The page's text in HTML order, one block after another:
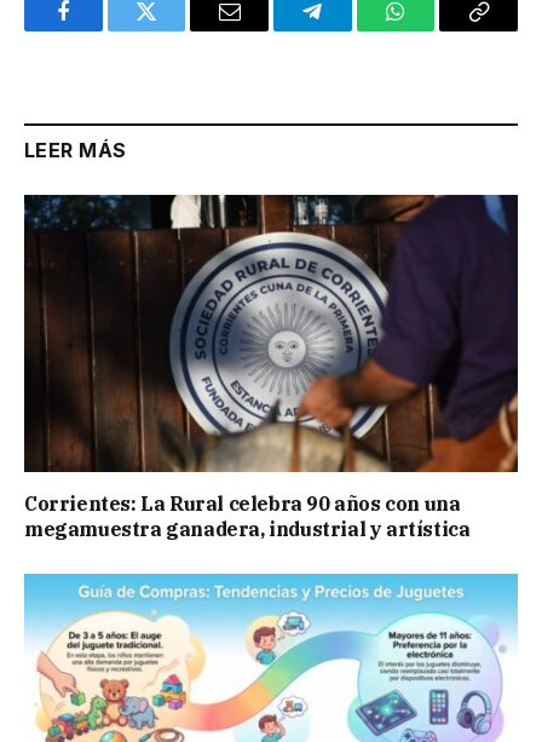
FacebookTwitter Email TelegramWhatsAppCopy
LEER MÁS
Corrientes: La Rural celebra 90 años con una
megamuestra ganadera, industrial y artística